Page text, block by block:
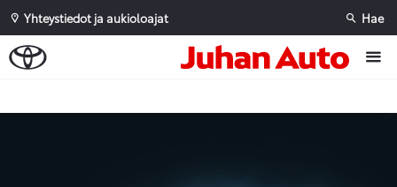
Yhteystiedot ja aukioloajat Hae